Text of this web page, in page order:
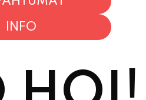
HOI!
KÄYNNISTYY